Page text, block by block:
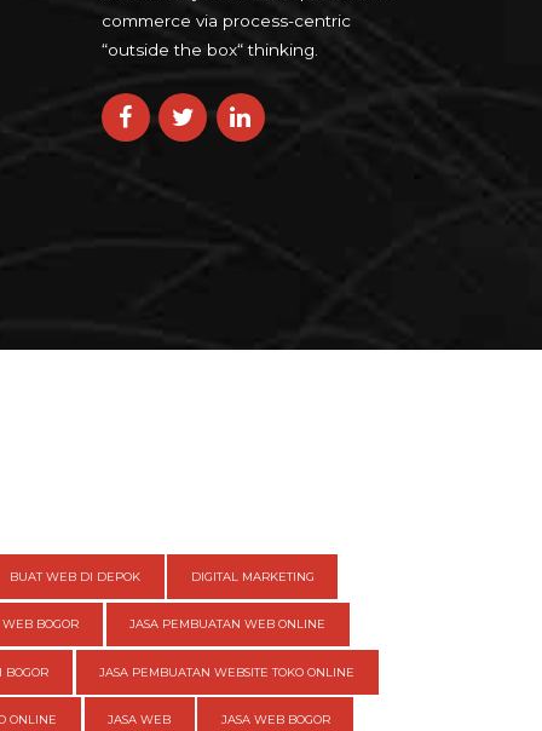
commerce via process-centric
“outside the box“ thinking.
BUAT WEB DI DEPOK DIGITAL MARKETING
BOGOR JASA PEMBUATAN WEB ONLINE
BOGOR JASA PEMBUATAN WEBSITE TOKO ONLINE
ONLINE JASA WEB JASA WEB BOGOR